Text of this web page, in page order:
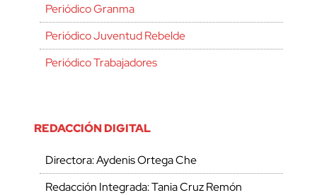
Periódico Granma
Periódico Juventud Rebelde
Periódico Trabajadores
REDACCIÓN DIGITAL
Directora: Aydenis Ortega Che
Redacción Integrada: Tania Cruz Remón